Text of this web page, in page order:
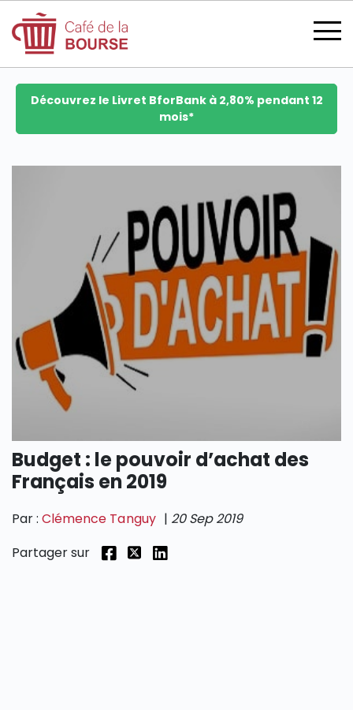
se connecter
devenir membre
CATÉGORIES
SECTIONS
Découvrez le Livret BforBank à 2,80% pendant 12
mois*
Budget : le pouvoir d’achat des
Français en 2019
Par :Clémence Tanguy | 20 Sep 2019
Partager sur